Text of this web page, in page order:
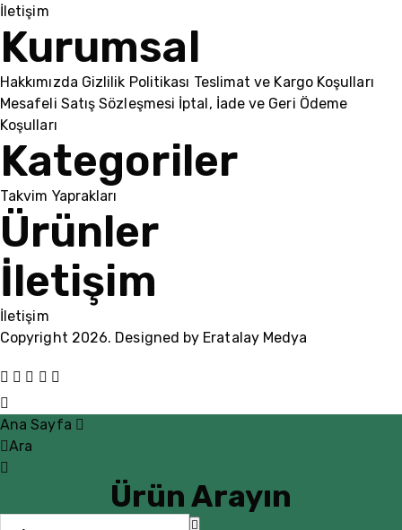
İletişim
Kurumsal
Hakkımızda Gizlilik Politikası Teslimat ve Kargo Koşulları
Mesafeli Satış Sözleşmesi İptal, İade ve Geri Ödeme
Koşulları
Kategoriler
Takvim Yaprakları
Ürünler
İletişim
İletişim
Copyright 2026. Designed by Eratalay Medya
Ana Sayfa
Ara
Ürün Arayın